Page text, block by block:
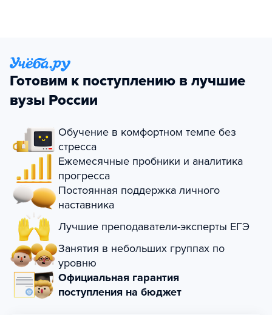
Готовим к поступлению в лучшие
вузы России
Обучение в комфортном темпе без
стресса
Ежемесячные пробники и аналитика
прогресса
Постоянная поддержка личного
наставника
Лучшие преподаватели-эксперты ЕГЭ
Занятия в небольших группах по
уровню
Официальная гарантия
поступления на бюджет